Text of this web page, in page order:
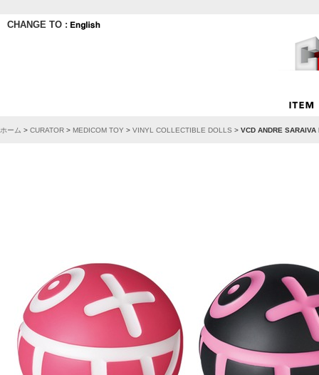
CHANGE TO :
ホーム > CURATOR > MEDICOM TOY > VINYL COLLECTIBLE DOLLS > VCD ANDRE